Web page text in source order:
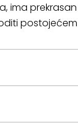
prekrasan